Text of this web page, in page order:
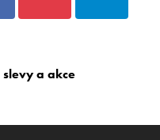
slevy a akce